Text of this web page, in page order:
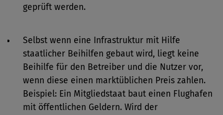
geprüft werden.
Selbst wenn eine Infrastruktur mit Hilfe
staatlicher Beihilfen gebaut wird, liegt keine
Beihilfe für den Betreiber und die Nutzer vor,
wenn diese einen marktüblichen Preis zahlen.
Beispiel: Ein Mitgliedstaat baut einen Flughafen
mit öffentlichen Geldern. Wird der